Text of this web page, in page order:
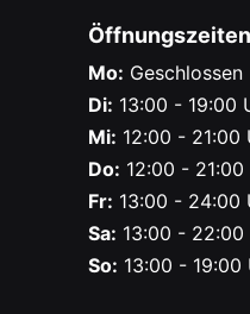
Öffnungszeiten
Mo: Geschlossen
Di: 13:00 - 19:00
Mi: 12:00 - 21:00
Do: 12:00 - 21:00
Fr: 13:00 - 24:00
Sa: 13:00 - 22:00
So: 13:00 - 19:00